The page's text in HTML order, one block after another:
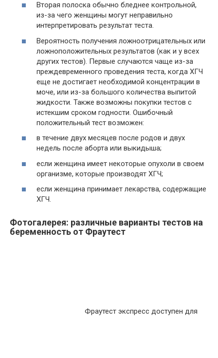
Вторая полоска обычно бледнее контрольной,
из-за чего женщины могут неправильно
интерпретировать результат теста.
Вероятность получения ложноотрицательных или
ложноположительных результатов (как и у всех
других тестов). Первые случаются чаще из-за
преждевременного проведения теста, когда ХГЧ
еще не достигает необходимой концентрации в
моче, или из-за большого количества выпитой
жидкости. Также возможны покупки тестов с
истекшим сроком годности. Ошибочный
положительный тест возможен:
в течение двух месяцев после родов и двух
недель после аборта или выкидыша;
если женщина имеет некоторые опухоли в своем
организме, которые производят ХГЧ;
если женщина принимает лекарства, содержащие
ХГЧ.
Фотогалерея: различные варианты тестов на
беременность от Фраутест
Фраутест экспресс доступен для